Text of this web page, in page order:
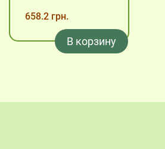
658.2 грн.
В корзину